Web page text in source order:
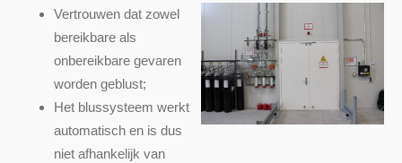
Vertrouwen dat zowel
bereikbare als
onbereikbare gevaren
worden geblust;
Het blussysteem werkt
automatisch en is dus
niet afhankelijk van